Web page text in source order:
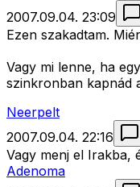
2007.09.04. 23:09
Ezen szakadtam.
Vagy mi lenne, ha
szinkronban kapnád
Neerpelt
2007.09.04. 22:16
Vagy menj el Irakba,
Adenoma